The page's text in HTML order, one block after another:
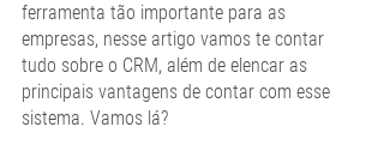
ferramenta tão importante para as
empresas, nesse artigo vamos te contar
tudo sobre o CRM, além de elencar as
principais vantagens de contar com esse
sistema. Vamos lá?